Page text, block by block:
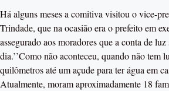
Há alguns meses a comitiva visitou o vice-
Trindade, que na ocasião era o prefeito em
assegurado aos moradores que a conta de luz
dia.’’Como não aconteceu, quando não tem
quilômetros até um açude para ter água em
Atualmente, moram aproximadamente 18